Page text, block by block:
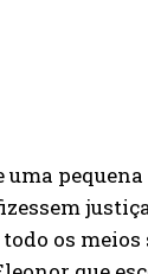
uma
os meios